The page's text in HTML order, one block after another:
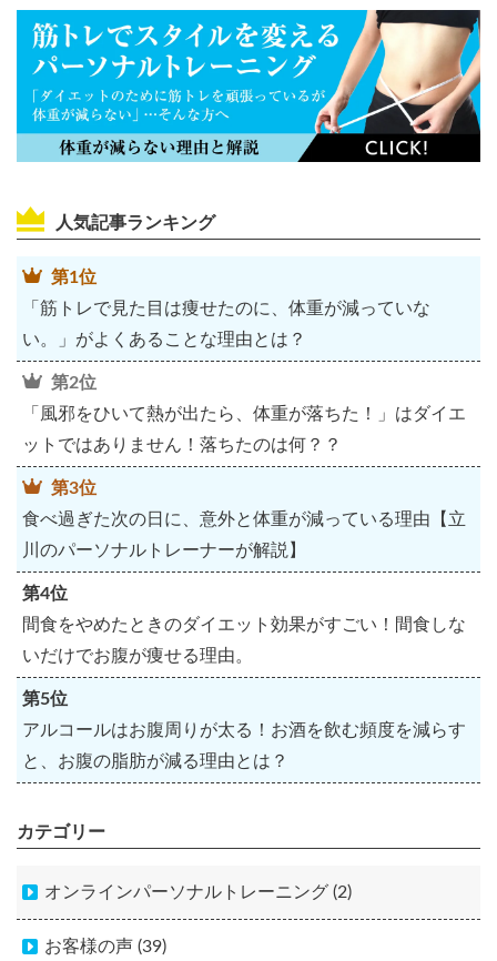
人気記事ランキング
第1位
「筋トレで見た目は痩せたのに、体重が減っていな
い。」がよくあることな理由とは？
第2位
「風邪をひいて熱が出たら、体重が落ちた！」はダイエ
ットではありません！落ちたのは何？？
第3位
食べ過ぎた次の日に、意外と体重が減っている理由【立
川のパーソナルトレーナーが解説】
第4位
間食をやめたときのダイエット効果がすごい！間食しな
いだけでお腹が痩せる理由。
第5位
アルコールはお腹周りが太る！お酒を飲む頻度を減らす
と、お腹の脂肪が減る理由とは？
カテゴリー
オンラインパーソナルトレーニング (2)
お客様の声 (39)